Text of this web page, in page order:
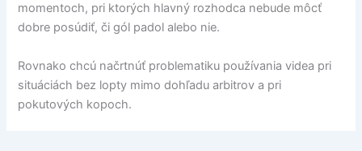
momentoch, pri ktorých hlavný rozhodca nebude môcť
dobre posúdiť, či gól padol alebo nie.
Rovnako chcú načrtnúť problematiku používania videa pri
situáciách bez lopty mimo dohľadu arbitrov a pri
pokutových kopoch.